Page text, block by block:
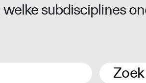
subdisciplines
Zoek